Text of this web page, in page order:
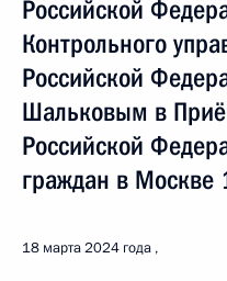
Российской
Контрольного
Российской
Шальковым в
Российской
граждан в Москве
18 марта 2024 года